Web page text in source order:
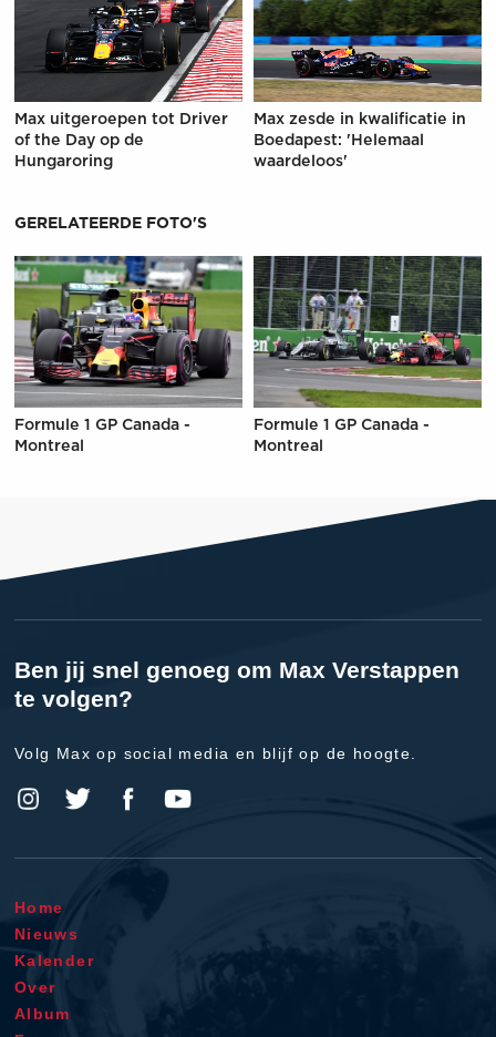
Max uitgeroepen tot Driver
of the Day op de
Hungaroring
Max zesde in kwalificatie in
Boedapest: 'Helemaal
waardeloos'
GERELATEERDE FOTO'S
Formule 1 GP Canada -
Montreal
Formule 1 GP Canada -
Montreal
Ben jij snel genoeg om Max Verstappen
te volgen?
Volg Max op social media en blijf op de hoogte.
Home
Nieuws
Kalender
Over
Album